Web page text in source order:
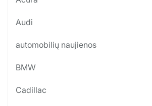
Audi
automobilių naujienos
BMW
Cadillac